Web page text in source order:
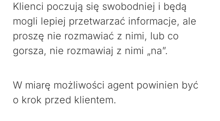
Klienci poczują się swobodniej i będą
mogli lepiej przetwarzać informacje, ale
proszę nie rozmawiać z nimi, lub co
gorsza, nie rozmawiaj z nimi „na”.
W miarę możliwości agent powinien być
o krok przed klientem.